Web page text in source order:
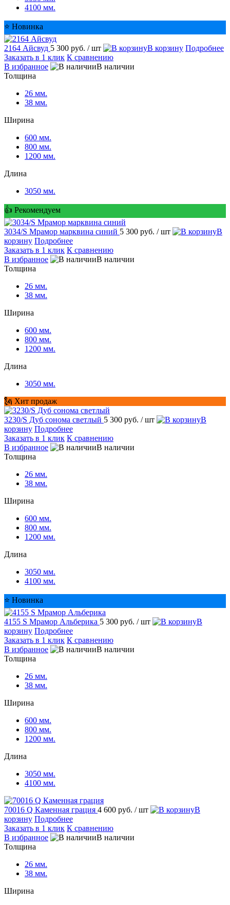
4100 мм.
⭐ Новинка
2164 Айсвуд 5 300 руб. / шт В корзину Подробнее
Заказать в 1 клик К сравнению
В избранное
В наличии
Толщина
26 мм.
38 мм.
Ширина
600 мм.
800 мм.
1200 мм.
Длина
3050 мм.
👍 Рекомендуем
3034/S Мрамор марквина синий 5 300 руб. / шт
В
корзину Подробнее
Заказать в 1 клик К сравнению
В избранное
В наличии
Толщина
26 мм.
38 мм.
Ширина
600 мм.
800 мм.
1200 мм.
Длина
3050 мм.
🗽 Хит продаж
3230/S Дуб сонома светлый 5 300 руб. / шт
В
корзину Подробнее
Заказать в 1 клик К сравнению
В избранное
В наличии
Толщина
26 мм.
38 мм.
Ширина
600 мм.
800 мм.
1200 мм.
Длина
3050 мм.
4100 мм.
⭐ Новинка
4155 S Мрамор Альберика 5 300 руб. / шт
В
корзину Подробнее
Заказать в 1 клик К сравнению
В избранное
В наличии
Толщина
26 мм.
38 мм.
Ширина
600 мм.
800 мм.
1200 мм.
Длина
3050 мм.
4100 мм.
70016 Q Каменная грация 4 600 руб. / шт
В
корзину Подробнее
Заказать в 1 клик К сравнению
В избранное
В наличии
Толщина
26 мм.
38 мм.
Ширина